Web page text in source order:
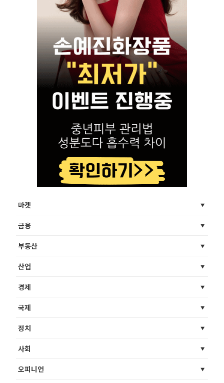
마켓
금융
부동산
산업
경제
국제
정치
사회
오피니언